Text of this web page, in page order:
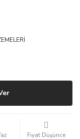
Fiyat Düşünce